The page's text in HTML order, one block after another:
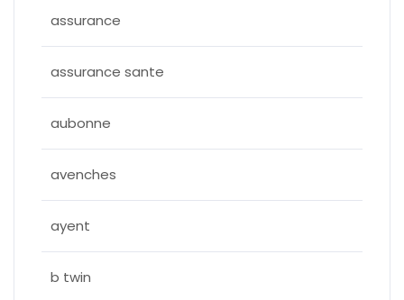
assurance
assurance sante
aubonne
avenches
ayent
b twin